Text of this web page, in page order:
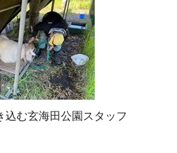
込む玄海田公園スタッフ